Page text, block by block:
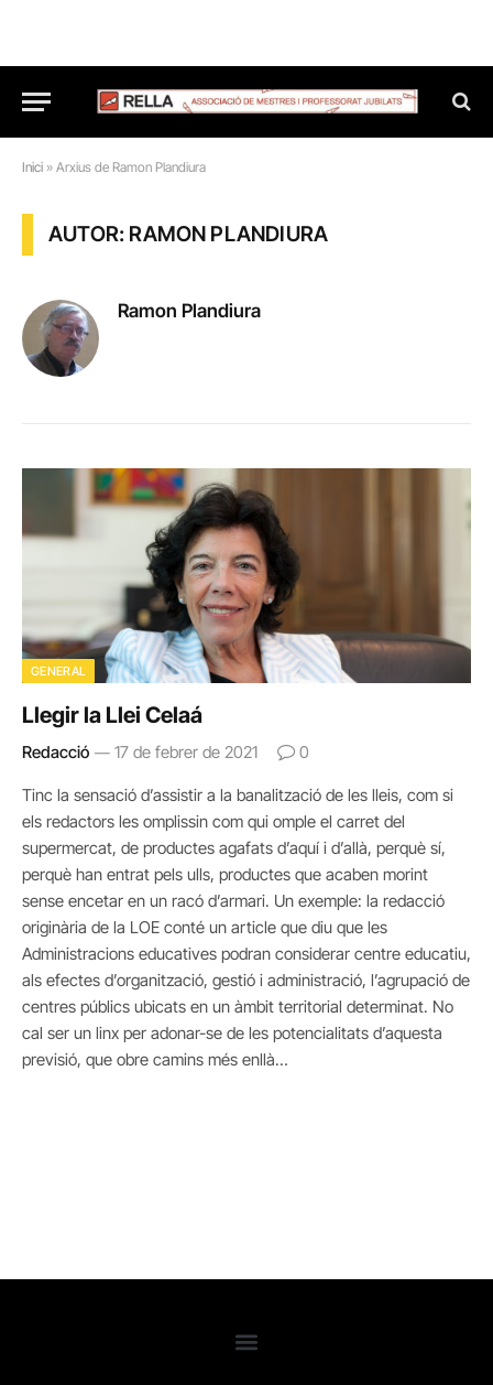
Inici » Arxius de Ramon Plandiura
AUTOR: RAMON PLANDIURA
Ramon Plandiura
GENERAL
Llegir la Llei Celaá
Redacció 17 de febrer de 2021 0
Tinc la sensació d’assistir a la banalització de les lleis, com si
els redactors les omplissin com qui omple el carret del
supermercat, de productes agafats d’aquí i d’allà, perquè sí,
perquè han entrat pels ulls, productes que acaben morint
sense encetar en un racó d’armari. Un exemple: la redacció
originària de la LOE conté un article que diu que les
Administracions educatives podran considerar centre educatiu,
als efectes d’organització, gestió i administració, l’agrupació de
centres públics ubicats en un àmbit territorial determinat. No
cal ser un linx per adonar-se de les potencialitats d’aquesta
previsió, que obre camins més enllà…